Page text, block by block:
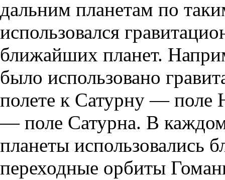
дальним планетам по
использовался
ближайших планет.
было использовано
полете к Сатурну — поле
— поле Сатурна. В
планеты использовались
переходные орбиты